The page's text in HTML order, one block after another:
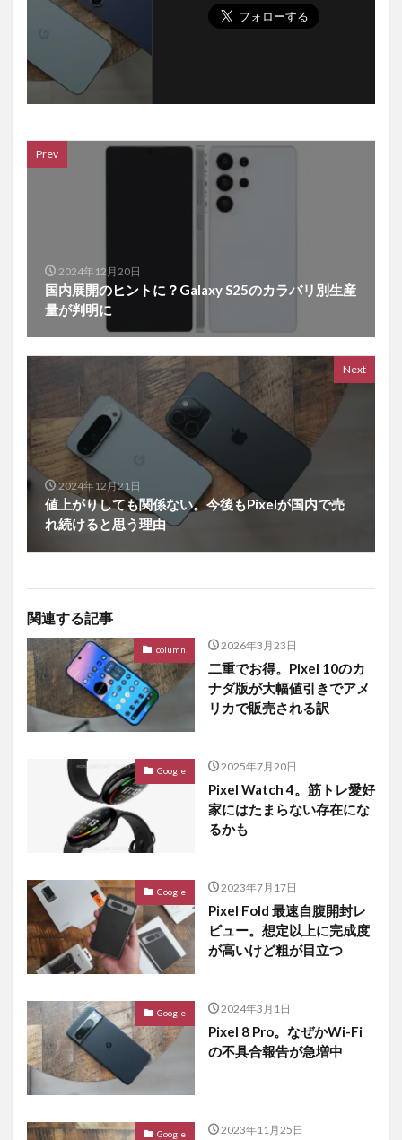
Prev
2024年12月20日
国内展開のヒントに？Galaxy S25のカラバリ別生産
量が判明に
Next
2024年12月21日
値上がりしても関係ない。今後もPixelが国内で売
れ続けると思う理由
関連する記事
column 2026年3月23日
二重でお得。Pixel 10のカ
ナダ版が大幅値引きでアメ
リカで販売される訳
Google 2025年7月20日
Pixel Watch 4。筋トレ愛好
家にはたまらない存在にな
るかも
Google 2023年7月17日
Pixel Fold 最速自腹開封レ
ビュー。想定以上に完成度
が高いけど粗が目立つ
Google 2024年3月1日
Pixel 8 Pro。なぜかWi-Fi
の不具合報告が急増中
Google 2023年11月25日